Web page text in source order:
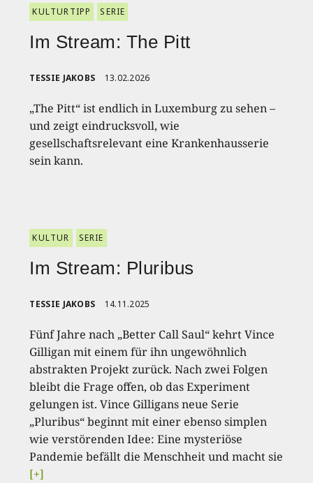
KULTURTIPP SERIE
Im Stream: The Pitt
TESSIE JAKOBS 13.02.2026
„The Pitt“ ist endlich in Luxemburg zu sehen –
und zeigt eindrucksvoll, wie
gesellschaftsrelevant eine Krankenhausserie
sein kann.
KULTUR SERIE
Im Stream: Pluribus
TESSIE JAKOBS 14.11.2025
Fünf Jahre nach „Better Call Saul“ kehrt Vince
Gilligan mit einem für ihn ungewöhnlich
abstrakten Projekt zurück. Nach zwei Folgen
bleibt die Frage offen, ob das Experiment
gelungen ist. Vince Gilligans neue Serie
„Pluribus“ beginnt mit einer ebenso simplen
wie verstörenden Idee: Eine mysteriöse
Pandemie befällt die Menschheit und macht sie
[+]